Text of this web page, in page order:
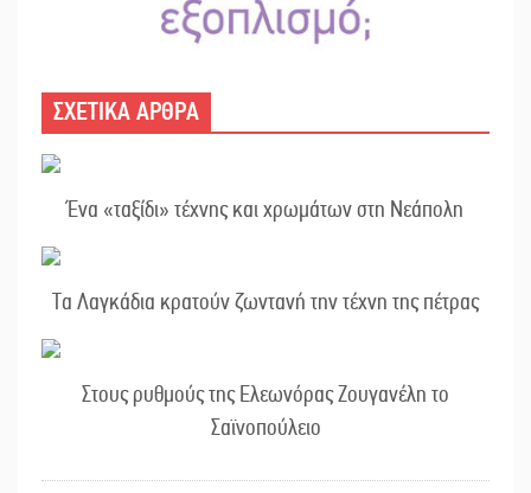
ΣΧΕΤΙΚΑ ΑΡΘΡΑ
Ένα «ταξίδι» τέχνης και χρωμάτων στη Νεάπολη
Τα Λαγκάδια κρατούν ζωντανή την τέχνη της πέτρας
Στους ρυθμούς της Ελεωνόρας Ζουγανέλη το
Σαϊνοπούλειο